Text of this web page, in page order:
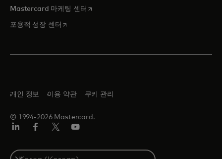
Mastercard 마케팅 센터 새 탭에서 열림
포용적 성장 센터 새 탭에서 열림
© 1994-2026 Mastercard.
개인 정보 이용 약관 쿠키 관리
SIn
ook
터/
X
브